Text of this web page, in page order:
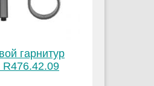
гарнитур
R476.42.09